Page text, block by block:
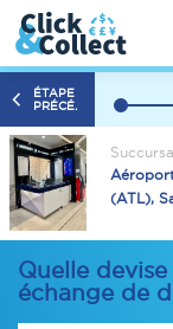
ÉTAPE
PRÉCÉ.
(ATL),
Quelle
échange de